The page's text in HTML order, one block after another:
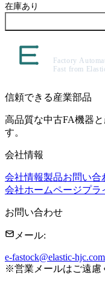
在庫あり
信頼できる産業部品
高品質な中古FA機器
す。
会社情報
会社情報製品お問い合
会社ホームページプラ
お問い合わせ
メール:
e-fastock@elastic-hjc.com
※営業メールはご遠慮